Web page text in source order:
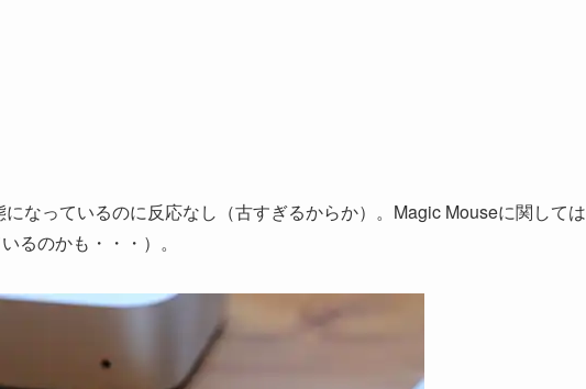
なっているのに反応なし（古すぎるからか）。Magic Mouseに関しては
るのかも・・・）。